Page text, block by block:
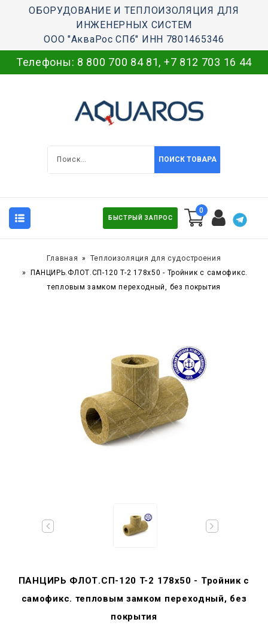
ОБОРУДОВАНИЕ И ТЕПЛОИЗОЛЯЦИЯ ДЛЯ
ИНЖЕНЕРНЫХ СИСТЕМ
ООО "АкваРос СПб" ИНН 7801465346
Телефоны: 8 800 700 84 81, +7 812 703 16 44
ПОИСК ТОВАРА
БЫСТРЫЙ ЗАПРОС
0
Главная
Теплоизоляция для судостроения
ПАНЦИРЬ.ФЛОТ.СП-120 T-2 178x50 - Тройник c самофикс.
тепловым замком переходный, без покрытия
ПАНЦИРЬ ФЛОТ.СП-120 T-2 178x50 - Тройник c
самофикс. тепловым замком переходный, без
покрытия